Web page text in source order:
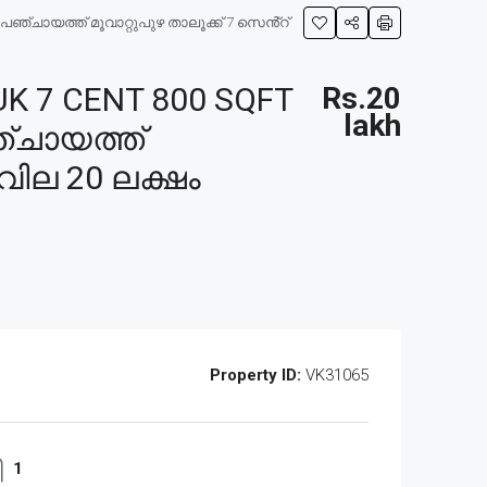
ആവോലി പഞ്ചായത്ത് മൂവാറ്റുപുഴ താലൂക്ക് 7 സെൻ്റ്
7 CENT 800 SQFT
20 ലക്ഷം
Rs.20
lakh
Property ID: VK31065
1